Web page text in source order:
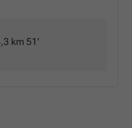
km 51'